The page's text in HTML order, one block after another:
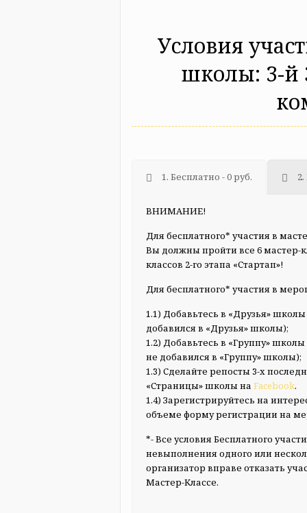
Условия
школы: 3-й
1. Бесплатно - 0 руб.
ВНИМАНИЕ!
Для бесплатного* участия в
Вы должны пройти все 6 мастер-
классов 2-го этапа «Стартап»!
Для бесплатного* участия в
1.1) Добавьтесь в «Друзья»
добавился в «Друзья» школы);
1.2) Добавьтесь в «Группу»
не добавился в «Группу» школы);
1.3) Сделайте репосты 3-х
«Страницы» школы наFacebook.
1.4) Зарегистрируйтесь на
объеме форму регистрации на
*- Все условия Бесплатного
невыполнения одного или
организатор вправе отказать
Мастер-Классе.